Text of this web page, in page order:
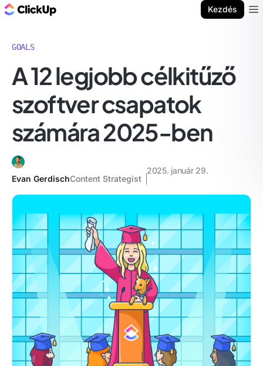
Kezdés
GOALS
A 12 legjobb célkitűző
szoftver csapatok
számára 2025-ben
Evan GerdischContent Strategist
2025. január 29.